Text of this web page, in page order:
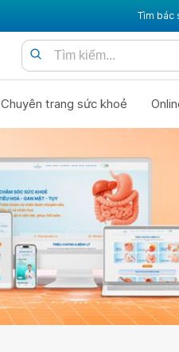
Tìm bác
Chuyên trang sức khoẻ